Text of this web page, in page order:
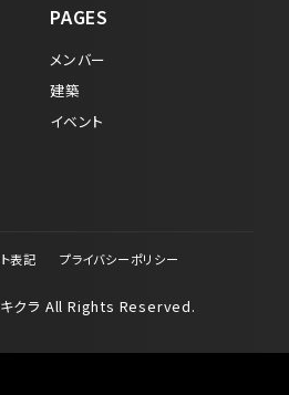
PAGES
メンバー
建築
イベント
表記 プライバシーポリシー
クラ All Rights Reserved.